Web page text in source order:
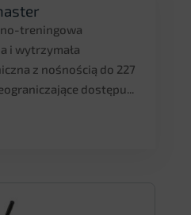
treningowa
i wytrzymała
z nośnością do 227
dostępu...